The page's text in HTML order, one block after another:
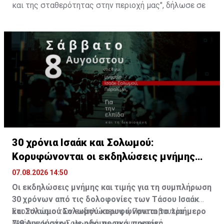
και της σταθερότητας στην περιοχή μας", δήλωσε σε
διευθυντής επικοινωνίας της τουρκικής προεδρίας
Μπουρχανετίν Ντουράν.
30 χρόνια Ισαάκ και Σολωμού:
Κορυφώνονται οι εκδηλώσεις μνήμης
(ΒΙΝΤΕΟ)
07.08.2026 14:50
Οι εκδηλώσεις μνήμης και τιμής για τη συμπλήρωση
30 χρόνων από τις δολοφονίες των Τάσου Ισαάκ
και Σολωμού Σολωμού κορυφώνονται το τριήμερο
Στο πλαίσιο των εκδηλώσεων, η Πρωτοβουλία